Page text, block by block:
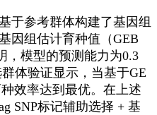
于参考群体构建了基因组
因组估计育种值（GEB
，模型的预测能力为0.3
体验证显示，当基于GE
效率达到最优。在上述
SNP标记辅助选择 + 基